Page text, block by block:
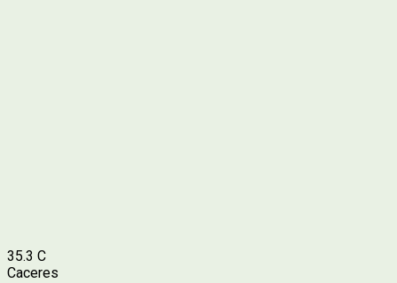
35.3 C
Caceres